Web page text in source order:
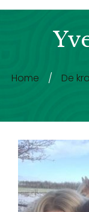
Home / De